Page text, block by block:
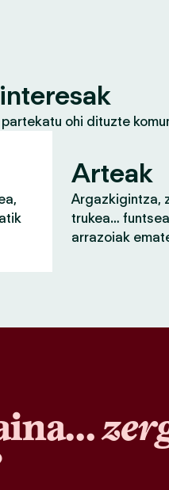
ohi dituzte
Arteak
Argazkigintza,
trukea…
arrazoiak